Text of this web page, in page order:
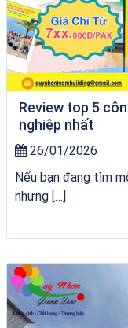
Review top 5
nghiệp nhất
26/01/2026
Nếu bạn đang tìm
nhưng […]